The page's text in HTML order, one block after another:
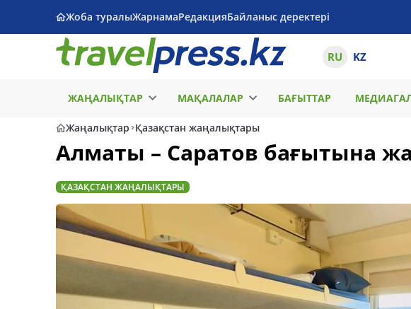
Жоба туралыЖарнамаРедакцияБайланыс деректері
RU KZ
ЖАҢАЛЫҚТАР МАҚАЛАЛАР БАҒЫТТАР
Жаңалықтар Қазақстан жаңалықтары
Алматы – Саратов бағытына
ҚАЗАҚСТАН ЖАҢАЛЫҚТАРЫ